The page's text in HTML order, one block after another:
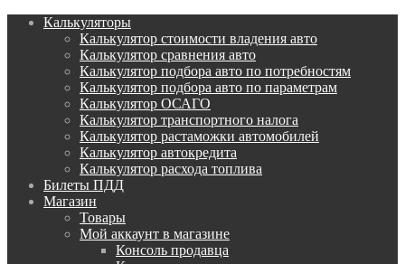
Калькуляторы
Калькулятор стоимости владения авто
Калькулятор сравнения авто
Калькулятор подбора авто по потребностям
Калькулятор подбора авто по параметрам
Калькулятор ОСАГО
Калькулятор транспортного налога
Калькулятор растаможки автомобилей
Калькулятор автокредита
Калькулятор расхода топлива
Билеты ПДД
Магазин
Товары
Мой аккаунт в магазине
Консоль продавца